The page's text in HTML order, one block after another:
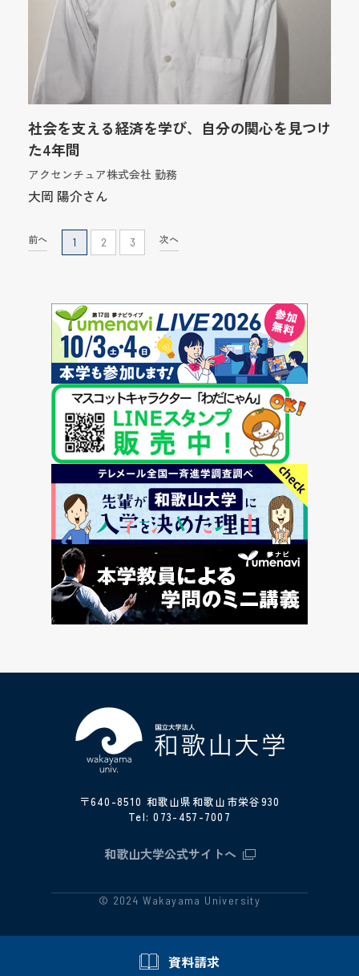
資料請求
社会を支える経済を学び、自分の関心を見つけ
た4年間
アクセンチュア株式会社 勤務
大岡 陽介さん
前へ 1 2 3 次へ
〒640-8510 和歌山県和歌山市栄谷930
Tel:073-457-7007
和歌山大学公式サイトへ
© 2024 Wakayama University